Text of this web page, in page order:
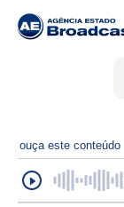
ouça este conteúdo